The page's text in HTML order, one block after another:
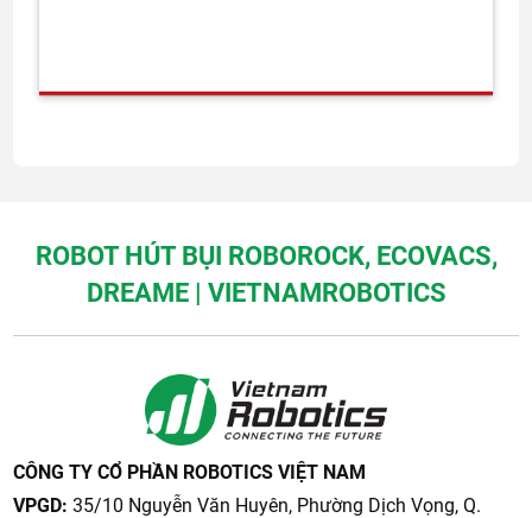
ROBOT HÚT BỤI ROBOROCK, ECOVACS,
DREAME | VIETNAMROBOTICS
CÔNG TY CỔ PHẦN ROBOTICS VIỆT NAM
VPGD: 35/10 Nguyễn Văn Huyên, Phường Dịch Vọng, Q.